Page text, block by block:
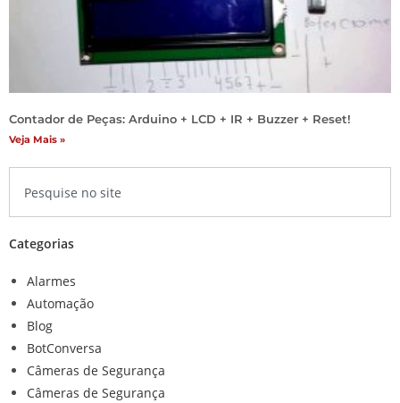
Contador de Peças: Arduino + LCD + IR + Buzzer + Reset!
Veja Mais »
Categorias
Alarmes
Automação
Blog
BotConversa
Câmeras de Segurança
Câmeras de Segurança